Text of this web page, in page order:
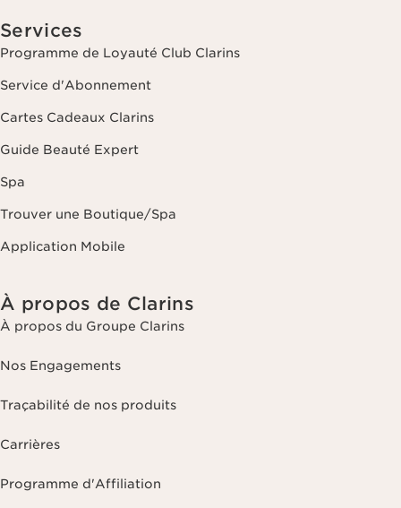
Services
Programme de Loyauté Club Clarins
Service d'Abonnement
Cartes Cadeaux Clarins
Guide Beauté Expert
Spa
Trouver une Boutique/Spa
Application Mobile
À propos de Clarins
À propos du Groupe Clarins
Nos Engagements
Traçabilité de nos produits
Carrières
Programme d'Affiliation